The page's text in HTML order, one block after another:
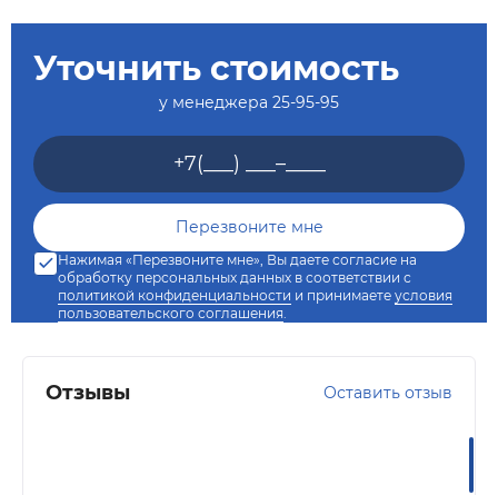
Уточнить стоимость
у менеджера 25-95-95
Нажимая «Перезвоните мне», Вы даете согласие на
обработку персональных данных в соответствии с
политикой конфиденциальности и принимаете условия
пользовательского соглашения
Отзывы Оставить отзыв